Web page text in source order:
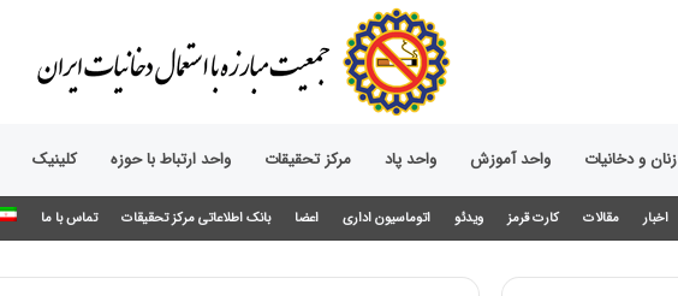
زنان و دخانیات واحد آموزش واحد پاد مرکز تحقیقات واحد ارتباط با حوزه‌ کلینیک
اخبار مقالات کارت قرمز ویدئو اتوماسیون اداری اعضا بانک اطلاعاتی مرکز تحقیقات تماس با ما